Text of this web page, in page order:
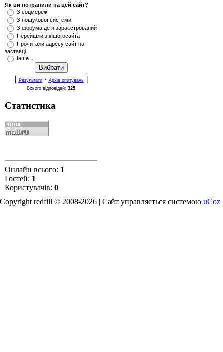
Як ви потрапили на цей сайт?
З соцмереж
З пошукової системи
З форума де я зараєстрований
Перейшли з іншогосайта
Прочитали адресу сайт на
заставці
Інше...
[ Результати· Архів опитувань]
Всього відповідей: 325
Статистика
Онлайн всього: 1
Гостей: 1
Користувачів: 0
Copyright redfill © 2008-2026 | Сайт управляється системою uCoz